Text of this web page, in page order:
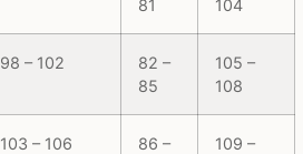
81
104
98 – 102
82 –
85
105 –
108
103 – 106
86 –
109 –